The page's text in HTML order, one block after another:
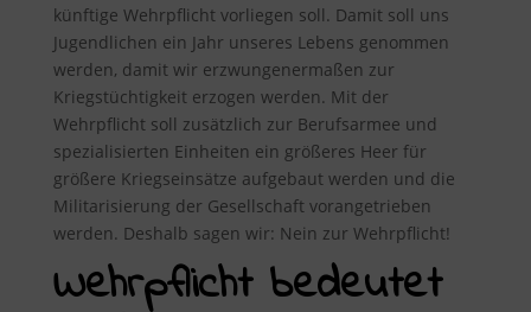
künftige Wehrpflicht vorliegen soll. Damit soll uns
Jugendlichen ein Jahr unseres Lebens genommen
werden, damit wir erzwungenermaßen zur
Kriegstüchtigkeit erzogen werden. Mit der
Wehrpflicht soll zusätzlich zur Berufsarmee und
spezialisierten Einheiten ein größeres Heer für
größere Kriegseinsätze aufgebaut werden und die
Militarisierung der Gesellschaft vorangetrieben
werden. Deshalb sagen wir: Nein zur Wehrpflicht!
Wehrpflicht bedeutet